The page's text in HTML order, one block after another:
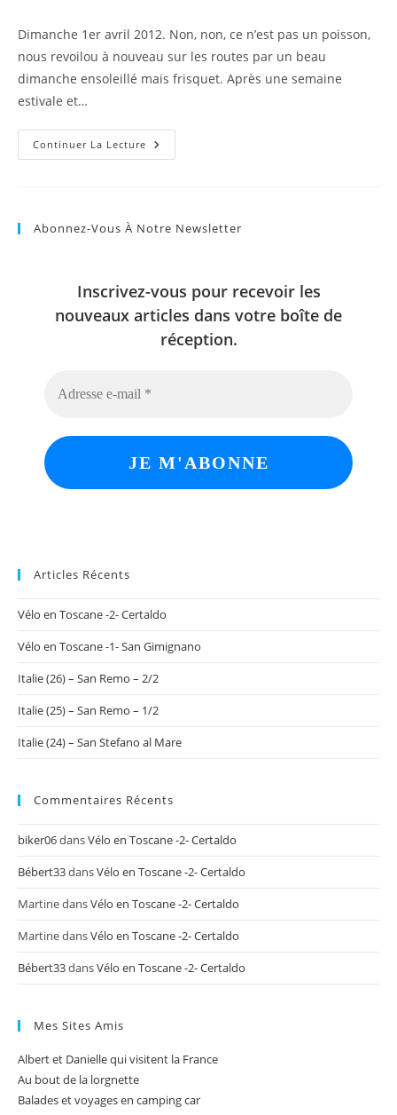
la
Dimanche 1er avril 2012. Non, non, ce n’est pas un poisson,
nous revoilou à nouveau sur les routes par un beau
dimanche ensoleillé mais frisquet. Après une semaine
estivale et…
Continuer La Lecture Début
Avril
Abonnez-Vous À Notre Newsletter
Inscrivez-vous pour recevoir les
nouveaux articles dans votre boîte de
réception.
Articles Récents
Vélo en Toscane -2- Certaldo
Vélo en Toscane -1- San Gimignano
Italie (26) – San Remo – 2/2
Italie (25) – San Remo – 1/2
Italie (24) – San Stefano al Mare
Commentaires Récents
biker06dansVélo en Toscane -2- Certaldo
Bébert33dansVélo en Toscane -2- Certaldo
MartinedansVélo en Toscane -2- Certaldo
MartinedansVélo en Toscane -2- Certaldo
Bébert33dansVélo en Toscane -2- Certaldo
Mes Sites Amis
Albert et Danielle qui visitent la France
Au bout de la lorgnette
Balades et voyages en camping car